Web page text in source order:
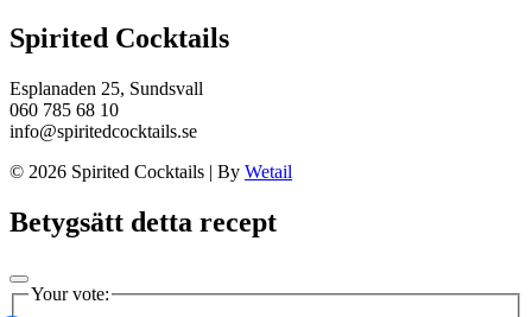
Spirited Cocktails
Esplanaden 25, Sundsvall
060 785 68 10
info@spiritedcocktails.se
© 2026 Spirited Cocktails | By Wetail
Betygsätt detta recept
Your vote: